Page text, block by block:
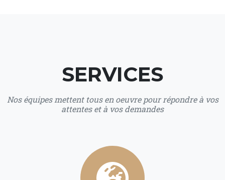
SERVICES
Nos équipes mettent tous en oeuvre pour répondre à vos
attentes et à vos demandes